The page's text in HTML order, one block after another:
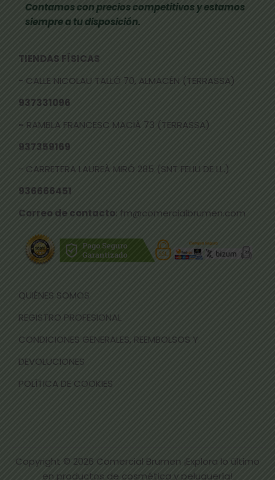
Contamos con precios competitivos y estamos
siempre a tu disposición.
TIENDAS FÍSICAS
- CALLE NICOLAU TALLÓ 70, ALMACÉN (TERRASSA)
937331096
- RAMBLA FRANCESC MACIÀ 73 (TERRASSA)
937359169
- CARRETERA LAUREÀ MIRÓ 285 (SNT FELIU DE LL.)
936666451
Correo de contacto: fm@comercialbrumen.com
QUIÉNES SOMOS
REGISTRO PROFESIONAL
CONDICIONES GENERALES, REEMBOLSOS Y
DEVOLUCIONES
POLÍTICA DE COOKIES
Copyright © 2026 Comercial Brumen ¡Explora lo último
en productos de cosmética y peluquería!